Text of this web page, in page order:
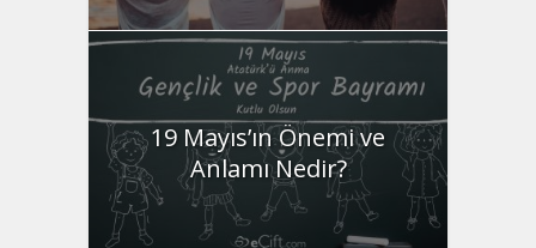
19 Mayıs’ın Önemi ve
Anlamı Nedir?